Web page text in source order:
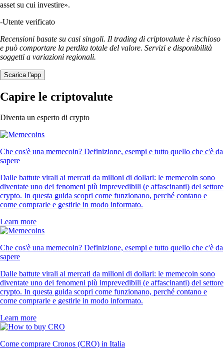
asset su cui investire».
-Utente verificato
Recensioni basate su casi singoli. Il trading di criptovalute è rischioso
e può comportare la perdita totale del valore. Servizi e disponibilità
soggetti a variazioni regionali.
Scarica l'app
Capire le criptovalute
Diventa un esperto di crypto
Che cos'è una memecoin? Definizione, esempi e tutto quello che c'è da
sapere
Dalle battute virali ai mercati da milioni di dollari: le memecoin sono
diventate uno dei fenomeni più imprevedibili (e affascinanti) del settore
crypto. In questa guida scopri come funzionano, perché contano e
come comprarle e gestirle in modo informato.
Learn more
Che cos'è una memecoin? Definizione, esempi e tutto quello che c'è da
sapere
Dalle battute virali ai mercati da milioni di dollari: le memecoin sono
diventate uno dei fenomeni più imprevedibili (e affascinanti) del settore
crypto. In questa guida scopri come funzionano, perché contano e
come comprarle e gestirle in modo informato.
Learn more
Come comprare Cronos (CRO) in Italia